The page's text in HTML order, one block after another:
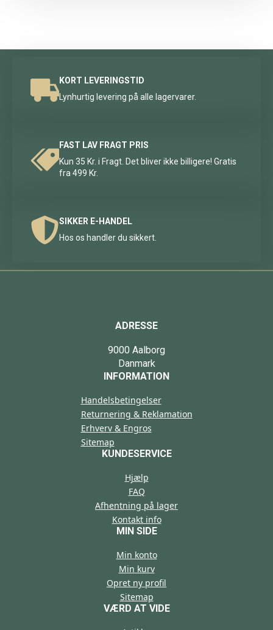
KORT LEVERINGSTID
Lynhurtig levering på alle lagervarer.
FAST LAV FRAGT PRIS
Kun 35 Kr. i Fragt. Det bliver ikke billigere! Gratis
fra 499 Kr.
SIKKER E-HANDEL
Hos os handler du sikkert.
ADRESSE
9000 Aalborg
Danmark
INFORMATION
Handelsbetingelser
Returnering & Reklamation
Erhverv & Engros
Sitemap
KUNDESERVICE
Hjælp
FAQ
Afhentning på lager
Kontakt info
MIN SIDE
Min konto
Min kurv
Opret ny profil
Sitemap
VÆRD AT VIDE